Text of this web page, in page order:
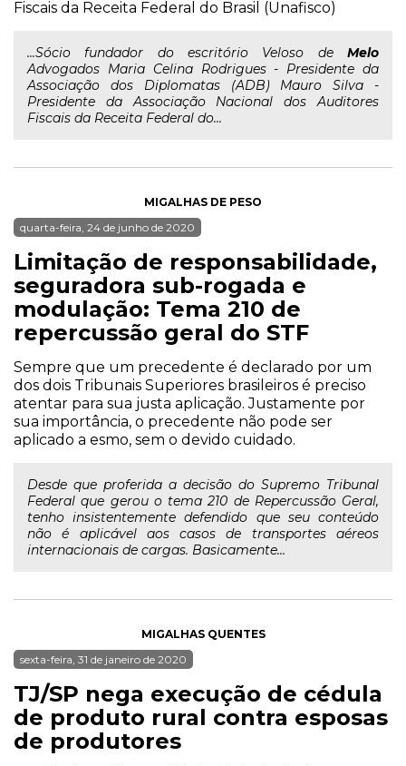
Fiscais da Receita Federal do Brasil (Unafisco)
...Sócio fundador do escritório Veloso de Melo
Advogados Maria Celina Rodrigues - Presidente da
Associação dos Diplomatas (ADB) Mauro Silva -
Presidente da Associação Nacional dos Auditores
Fiscais da Receita Federal do...
MIGALHAS DE PESO
quarta-feira, 24 de junho de 2020
Limitação de responsabilidade,
seguradora sub-rogada e
modulação: Tema 210 de
repercussão geral do STF
Sempre que um precedente é declarado por um
dos dois Tribunais Superiores brasileiros é preciso
atentar para sua justa aplicação. Justamente por
sua importância, o precedente não pode ser
aplicado a esmo, sem o devido cuidado.
Desde que proferida a decisão do Supremo Tribunal
Federal que gerou o tema 210 de Repercussão Geral,
tenho insistentemente defendido que seu conteúdo
não é aplicável aos casos de transportes aéreos
internacionais de cargas. Basicamente...
MIGALHAS QUENTES
sexta-feira, 31 de janeiro de 2020
TJ/SP nega execução de cédula
de produto rural contra esposas
de produtores